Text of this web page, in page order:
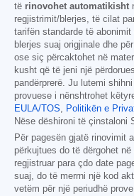
të rinovohet automatikisht
regjistrimit/blerjes, të cilat
tarifën standarde të
blerjes suaj origjinale dhe
ose siç përcaktohet në
kusht që të jeni një
pandërprerë. Ju lutemi
provuese i nënshtrohet
EULA/TOS, Politikën e
Nëse dëshironi të çinstaloni
Për pagesën gjatë rinovimit
përkujtues do të dërgohet
regjistruar para çdo date
suaj, do të merrni një kod
vetëm për një periudhë